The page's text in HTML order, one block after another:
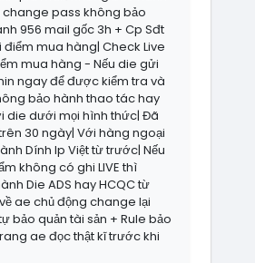
pass không bảo
956 mail gốc 3h + Cp Sđt
điểm mua hàng| Check Live
mua hàng - Nếu die gửi
ngay để được kiểm tra và
bảo hành thao tác hay
die dưới mọi hình thức| Đã
30 ngày| Với hàng ngoại
Dính Ip Việt từ trước| Nếu
không có ghi LIVE thì
Die ADS hay HCQC từ
ae chủ động change lại
bảo quản tài sản + Rule bảo
ae đọc thật kĩ trước khi